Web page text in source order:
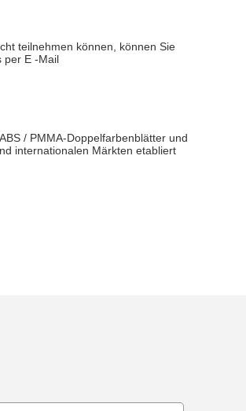
teilnehmen können, können Sie
per E -Mail
/ PMMA-Doppelfarbenblätter und
internationalen Märkten etabliert